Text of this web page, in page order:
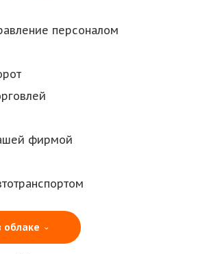
персоналом
фирмой
облаке